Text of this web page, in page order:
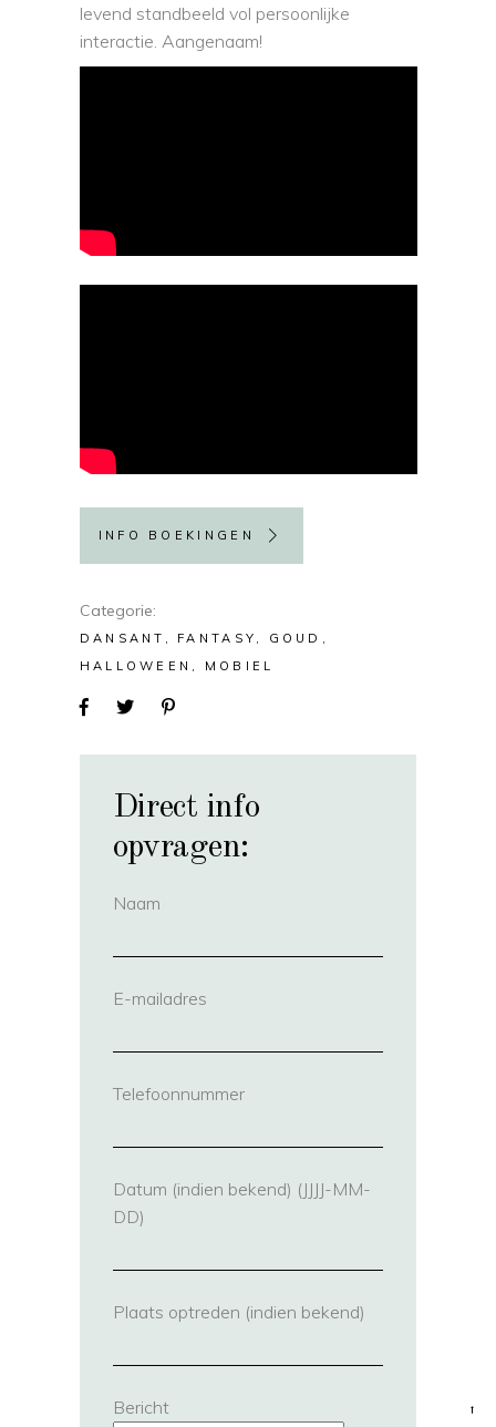
levend standbeeld vol persoonlijke
interactie. Aangenaam!
INFO BOEKINGEN
Categorie
DANSANT FANTASY
GOUD
HALLOWEEN
MOBIEL
Direct info
opvragen:
Naam
E-mailadres
Telefoonnummer(vereist)
Datum (indien bekend) (JJJJ-MM-
DD)
Plaats optreden (indien bekend)
Bericht